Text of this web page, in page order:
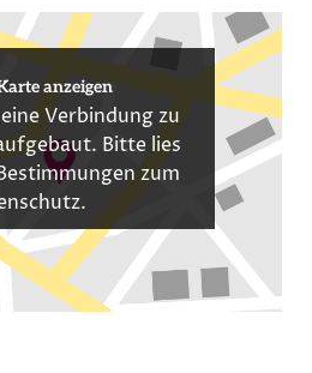
anzeigen
Verbindung zu
Bitte lies
zum
.